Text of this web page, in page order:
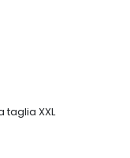
taglia XXL